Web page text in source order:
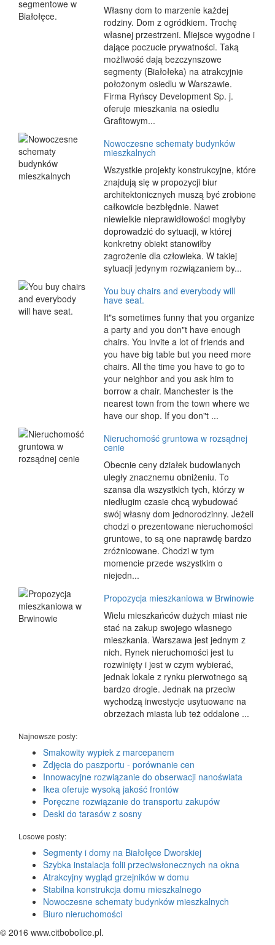
Własny dom to marzenie każdej
rodziny. Dom z ogródkiem. Trochę
własnej przestrzeni. Miejsce wygodne i
dające poczucie prywatności. Taką
możliwość dają bezczynszowe
segmenty (Białołeka) na atrakcyjnie
położonym osiedlu w Warszawie.
Firma Ryńscy Development Sp. j.
oferuje mieszkania na osiedlu
Grafitowym...
Nowoczesne schematy budynków
mieszkalnych
Wszystkie projekty konstrukcyjne, które
znajdują się w propozycji biur
architektonicznych muszą być zrobione
całkowicie bezbłędnie. Nawet
niewielkie nieprawidłowości mogłyby
doprowadzić do sytuacji, w której
konkretny obiekt stanowiłby
zagrożenie dla człowieka. W takiej
sytuacji jedynym rozwiązaniem by...
You buy chairs and everybody will
have seat.
It"s sometimes funny that you organize
a party and you don"t have enough
chairs. You invite a lot of friends and
you have big table but you need more
chairs. All the time you have to go to
your neighbor and you ask him to
borrow a chair. Manchester is the
nearest town from the town where we
have our shop. If you don"t ...
Nieruchomość gruntowa w rozsądnej
cenie
Obecnie ceny działek budowlanych
uległy znacznemu obniżeniu. To
szansa dla wszystkich tych, którzy w
niedługim czasie chcą wybudować
swój własny dom jednorodzinny. Jeżeli
chodzi o prezentowane nieruchomości
gruntowe, to są one naprawdę bardzo
zróżnicowane. Chodzi w tym
momencie przede wszystkim o
niejedn...
Propozycja mieszkaniowa w Brwinowie
Wielu mieszkańców dużych miast nie
stać na zakup swojego własnego
mieszkania. Warszawa jest jednym z
nich. Rynek nieruchomości jest tu
rozwinięty i jest w czym wybierać,
jednak lokale z rynku pierwotnego są
bardzo drogie. Jednak na przeciw
wychodzą inwestycje usytuowane na
obrzeżach miasta lub też oddalone ...
Najnowsze posty:
Smakowity wypiek z marcepanem
Zdjęcia do paszportu - porównanie cen
Innowacyjne rozwiązanie do obserwacji nanoświata
Ikea oferuje wysoką jakość frontów
Poręczne rozwiązanie do transportu zakupów
Deski do tarasów z sosny
Losowe posty:
Segmenty i domy na Białołęce Dworskiej
Szybka instalacja folii przeciwsłonecznych na okna
Atrakcyjny wygląd grzejników w domu
Stabilna konstrukcja domu mieszkalnego
Nowoczesne schematy budynków mieszkalnych
Biuro nieruchomości
© 2016 www.citbobolice.pl.